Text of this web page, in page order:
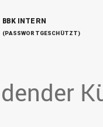
BBK INTERN
(PASSWORTGESCHÜTZT)